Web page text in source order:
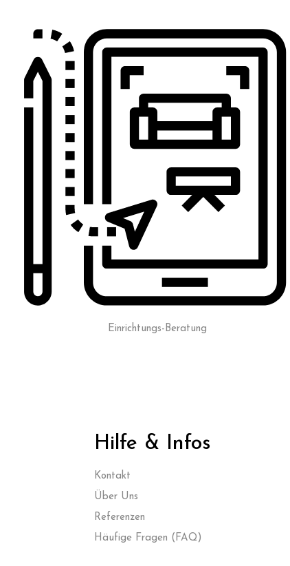
Einrichtungs-Beratung
Hilfe & Infos
Kontakt
Über Uns
Referenzen
Häufige Fragen (FAQ)